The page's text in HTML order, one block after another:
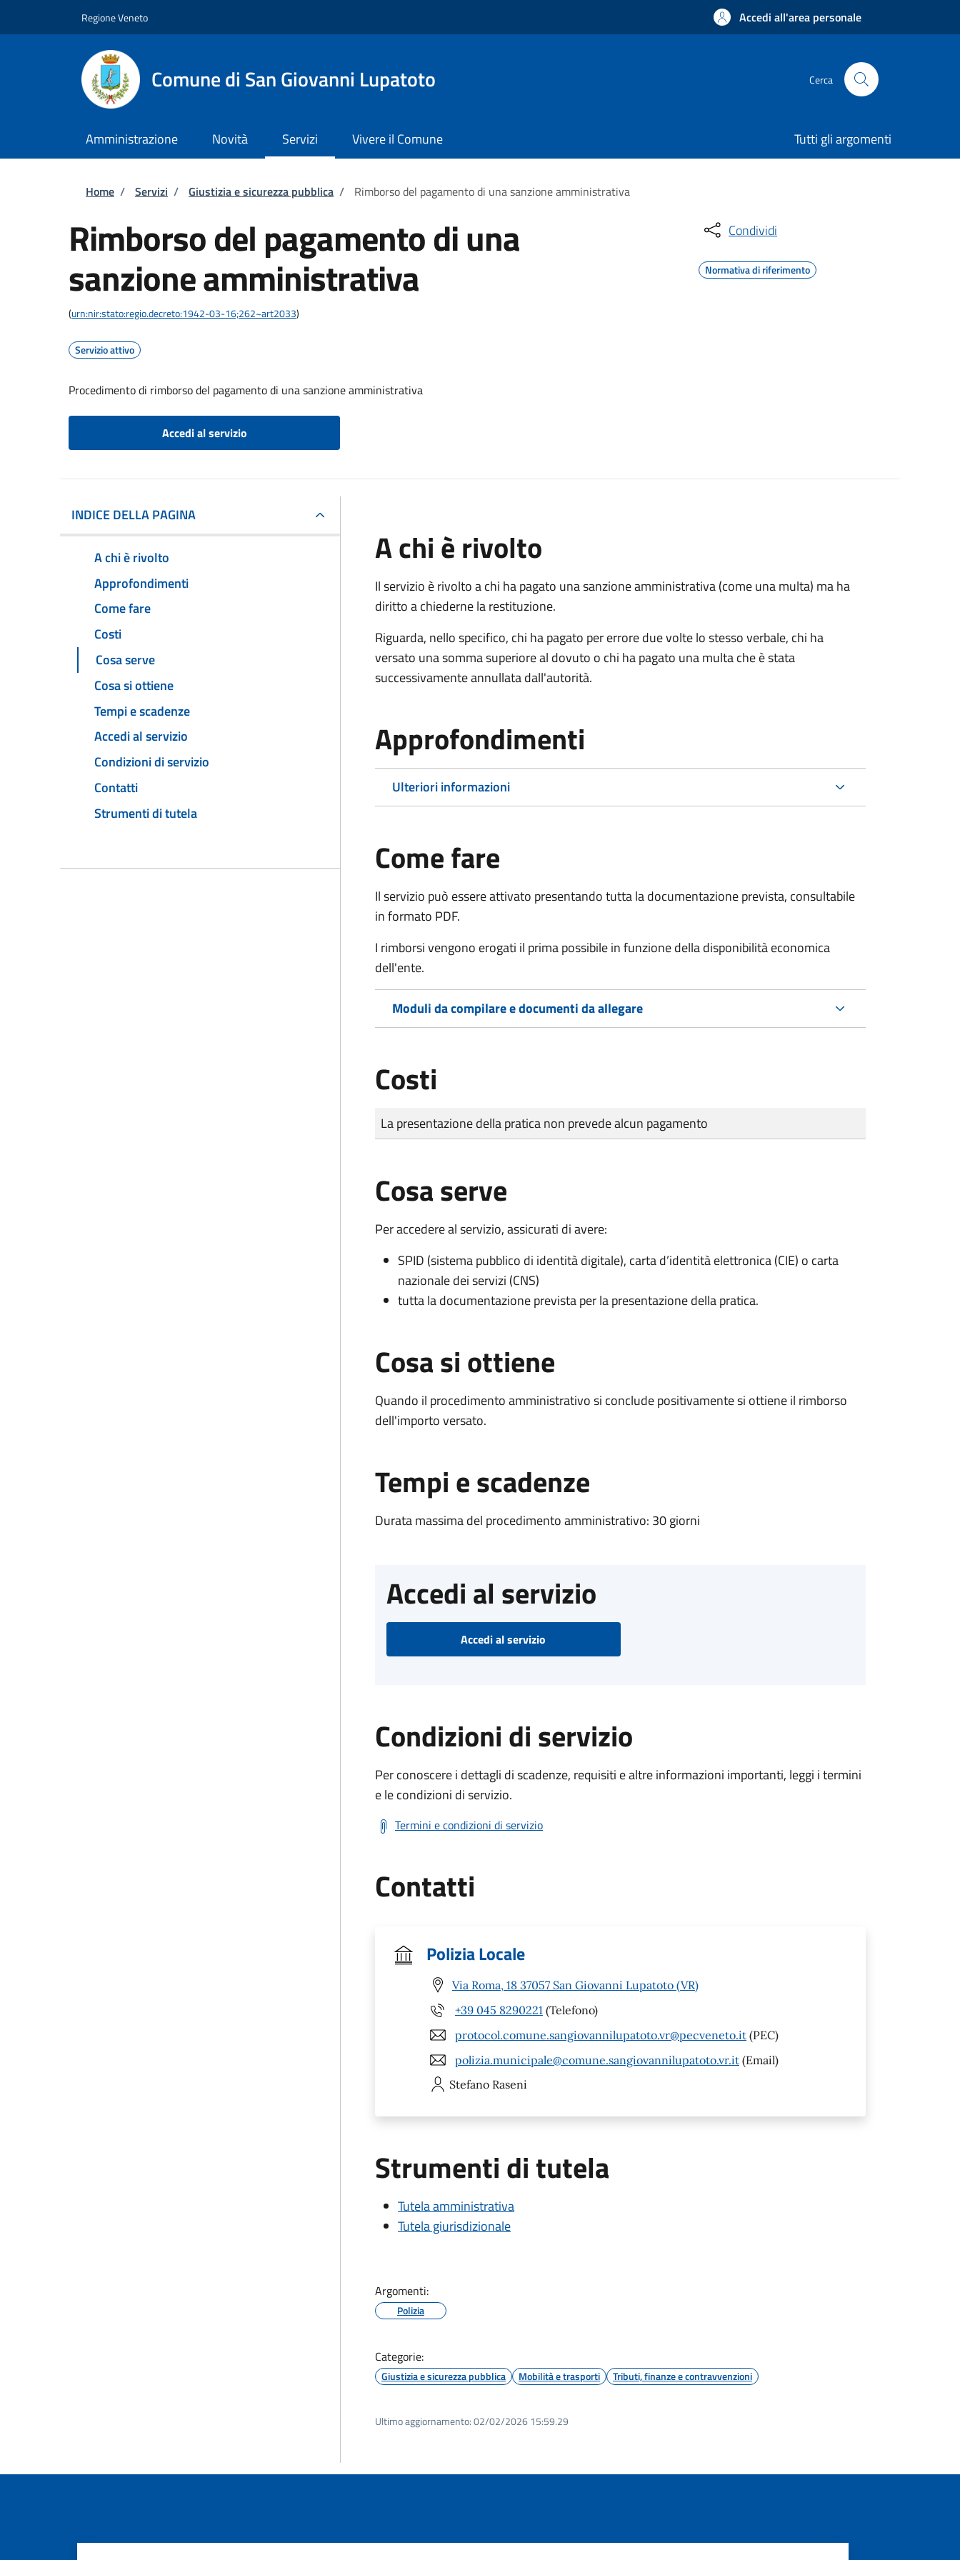
Regione Veneto Accedi all'area personale
Comune di San Giovanni Lupatoto Cerca
Amministrazione Novità Servizi Vivere il Comune Tutti gli argomenti
Briciole di pane
Home / Servizi / Giustizia e sicurezza pubblica / Rimborso del pagamento di una sanzione amministrativa
Rimborso del pagamento di una
sanzione amministrativa
(urn:nir:stato:regio.decreto:1942-03-16;262~art2033)
Servizio attivo
Procedimento di rimborso del pagamento di una sanzione amministrativa
Accedi al servizio
Condividi
Normativa di riferimento
INDICE DELLA PAGINA
A chi è rivolto
Approfondimenti
Come fare
Costi
Cosa serve
Cosa si ottiene
Tempi e scadenze
Accedi al servizio
Condizioni di servizio
Contatti
Strumenti di tutela
A chi è rivolto
Il servizio è rivolto a chi ha pagato una sanzione amministrativa (come una multa) ma ha
diritto a chiederne la restituzione.
Riguarda, nello specifico, chi ha pagato per errore due volte lo stesso verbale, chi ha
versato una somma superiore al dovuto o chi ha pagato una multa che è stata
successivamente annullata dall'autorità.
Approfondimenti
Ulteriori informazioni
Come fare
Il servizio può essere attivato presentando tutta la documentazione prevista, consultabile
in formato PDF.
I rimborsi vengono erogati il prima possibile in funzione della disponibilità economica
dell'ente.
Moduli da compilare e documenti da allegare
Costi
Tipo di pagamento
Importo
La presentazione della pratica non prevede alcun pagamento
Cosa serve
Per accedere al servizio, assicurati di avere:
SPID (sistema pubblico di identità digitale), carta d’identità elettronica (CIE) o carta
nazionale dei servizi (CNS)
tutta la documentazione prevista per la presentazione della pratica.
Cosa si ottiene
Quando il procedimento amministrativo si conclude positivamente si ottiene il rimborso
dell'importo versato.
Tempi e scadenze
Durata massima del procedimento amministrativo: 30 giorni
Accedi al servizio
Accedi al servizio
Condizioni di servizio
Per conoscere i dettagli di scadenze, requisiti e altre informazioni importanti, leggi i termini
e le condizioni di servizio.
Termini e condizioni di servizio
Contatti
Polizia Locale
Via Roma, 18 37057 San Giovanni Lupatoto (VR)
+39 045 8290221 (Telefono)
protocol.comune.sangiovannilupatoto.vr@pecveneto.it (PEC)
polizia.municipale@comune.sangiovannilupatoto.vr.it (Email)
Stefano Raseni
Strumenti di tutela
Tutela amministrativa
Tutela giurisdizionale
Argomenti:
Polizia
Categorie:
Giustizia e sicurezza pubblica Mobilità e trasporti Tributi, finanze e contravvenzioni
Ultimo aggiornamento:02/02/2026 15:59.29